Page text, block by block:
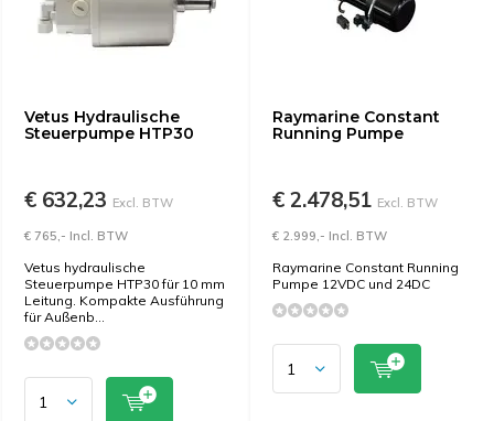
Vetus Hydraulische
Steuerpumpe HTP30
€ 632,23 Excl. BTW
€ 765,- Incl. BTW
Vetus hydraulische
Steuerpumpe HTP30 für 10 mm
Leitung. Kompakte Ausführung
für Außenb...
Raymarine Constant
Running Pumpe
€ 2.478,51 Excl. BTW
€ 2.999,- Incl. BTW
Raymarine Constant Running
Pumpe 12VDC und 24DC